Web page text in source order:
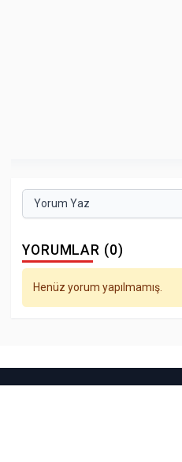
Yorum Yaz
YORUMLAR (0)
Henüz yorum yapılmamış.